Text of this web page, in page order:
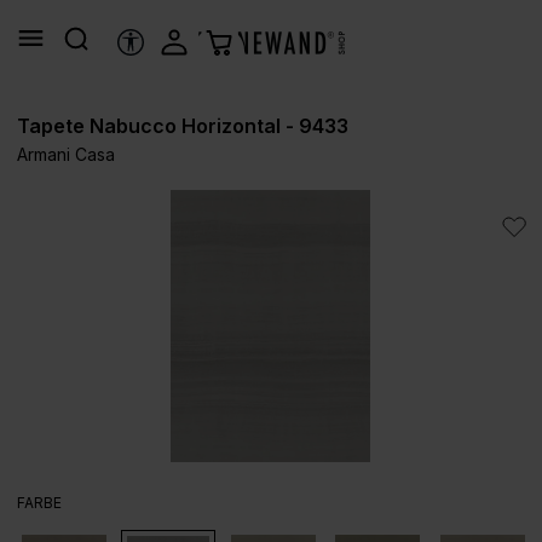
springen
HILFSTOOLS
Tapete Nabucco Horizontal - 9433
Armani Casa
FARBE